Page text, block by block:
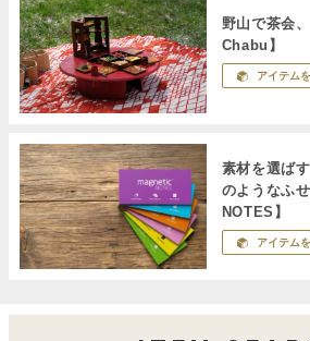
野山で茶会
Chabu】
アイテム
素材を選ば
のようなふ
NOTES】
アイテム